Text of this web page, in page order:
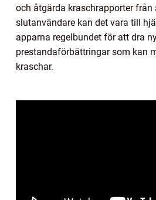
och åtgärda kraschrapporter från
slutanvändare kan det vara till
apparna regelbundet för att dra
prestandaförbättringar som kan
kraschar.